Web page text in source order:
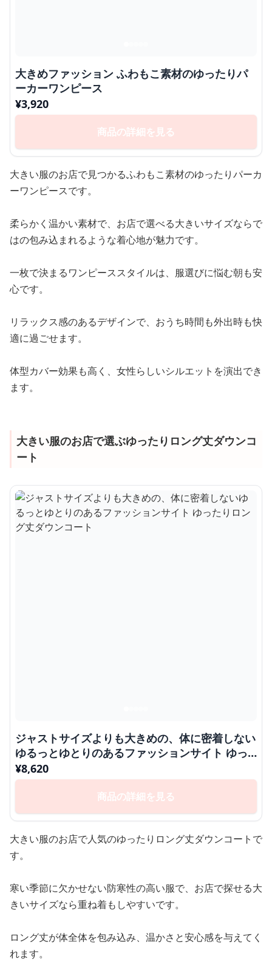
大きめファッション ふわもこ素材のゆったりパ
ーカーワンピース
¥3,920
商品の詳細を見る
大きい服のお店で見つかるふわもこ素材のゆったりパーカ
ーワンピースです。
柔らかく温かい素材で、お店で選べる大きいサイズならで
はの包み込まれるような着心地が魅力です。
一枚で決まるワンピーススタイルは、服選びに悩む朝も安
心です。
リラックス感のあるデザインで、おうち時間も外出時も快
適に過ごせます。
体型カバー効果も高く、女性らしいシルエットを演出でき
ます。
大きい服のお店で選ぶゆったりロング丈ダウンコ
ート
ジャストサイズよりも大きめの、体に密着しない
ゆるっとゆとりのあるファッションサイト ゆっ
たりロング丈ダウンコート
¥8,620
商品の詳細を見る
大きい服のお店で人気のゆったりロング丈ダウンコートで
す。
寒い季節に欠かせない防寒性の高い服で、お店で探せる大
きいサイズなら重ね着もしやすいです。
ロング丈が体全体を包み込み、温かさと安心感を与えてく
れます。